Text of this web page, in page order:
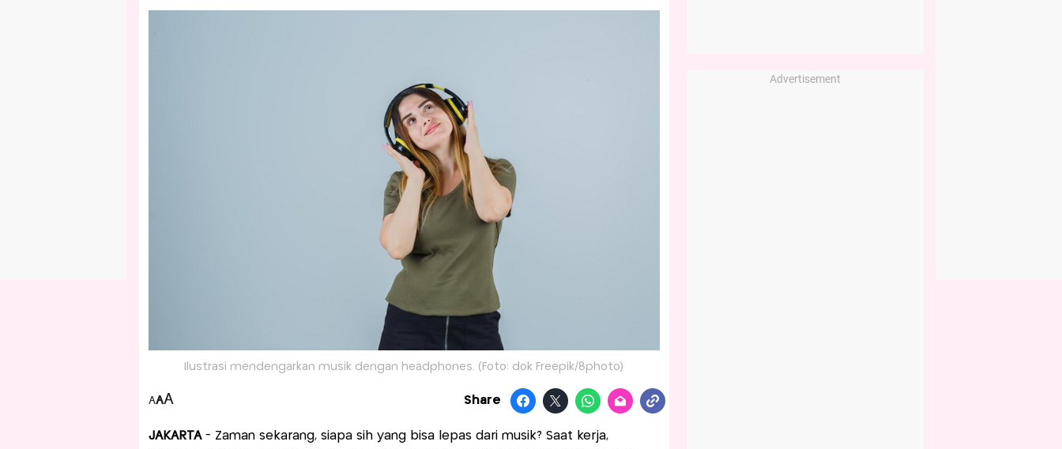
Ilustrasi mendengarkan musik dengan headphones. (Foto: dok Freepik/8photo)
AAA Share
JAKARTA- Zaman sekarang, siapa sih yang bisa lepas dari musik? Saat kerja,
Advertisement